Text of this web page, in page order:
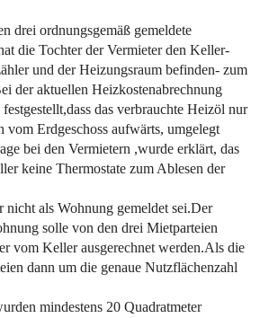
drei ordnungsgemäß gemeldete
die Tochter der Vermieter den Keller-
und der Heizungsraum befinden- zum
der aktuellen Heizkostenabrechnung
das verbrauchte Heizöl nur
vom Erdgeschoss aufwärts, umgelegt
bei den Vermietern ,wurde erklärt, das
keine Thermostate zum Ablesen der
als Wohnung gemeldet sei.Der
solle von den drei Mietparteien
vom Keller ausgerechnet werden.Als die
dann um die genaue Nutzflächenzahl
mindestens 20 Quadratmeter